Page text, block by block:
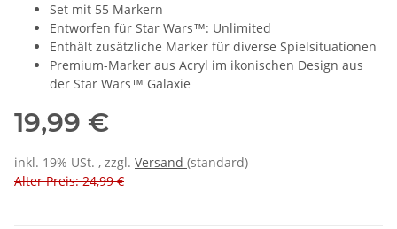
Set mit 55 Markern
Entworfen für Star Wars™: Unlimited
Enthält zusätzliche Marker für diverse Spielsituationen
Premium-Marker aus Acryl im ikonischen Design aus
der Star Wars™ Galaxie
19,99 €
inkl. 19% USt. , zzgl. Versand (standard)
Alter Preis: 24,99 €